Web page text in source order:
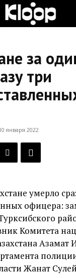
за
три
января 2022
умерло
офицера:
Комитета
Азамат
Жанат